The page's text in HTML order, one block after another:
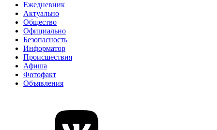
Ежедневник
Актуально
Общество
Официально
Безопасность
Информатор
Происшествия
Афиша
Фотофакт
Объявления